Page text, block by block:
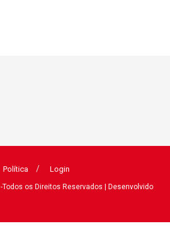
Política Login
-Todos os Direitos Reservados | Desenvolvido